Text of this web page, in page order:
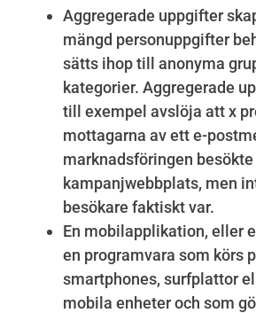
Aggregerade uppgifter
mängd personuppgifter
sätts ihop till anonyma
kategorier. Aggregerade
till exempel avslöja att x
mottagarna av ett e-
marknadsföringen
kampanjwebbplats, men
besökare faktiskt var.
En mobilapplikation, eller
en programvara som körs
smartphones, surfplattor
mobila enheter och som